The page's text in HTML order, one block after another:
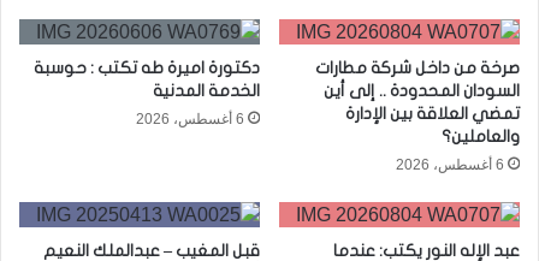
صرخة من داخل شركة مطارات
السودان المحدودة .. إلى أين
تمضي العلاقة بين الإدارة
والعاملين؟
6 أغسطس، 2026
دكتورة اميرة طه تكتب : حوسبة
الخدمة المدنية
6 أغسطس، 2026
عبد الإله النور يكتب: عندما
قبل المغيب – عبدالملك النعيم